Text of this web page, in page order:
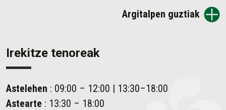
Argitalpen guztiak
Irekitze tenoreak
Astelehen : 09:00 – 12:00 | 13:30–18:00
Astearte : 13:30 – 18:00